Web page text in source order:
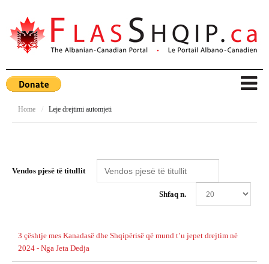
Home / Leje drejtimi automjeti
Vendos pjesë të titullit
Shfaq n.
3 çështje mes Kanadasë dhe Shqipërisë që mund t’u jepet drejtim në
2024 - Nga Jeta Dedja